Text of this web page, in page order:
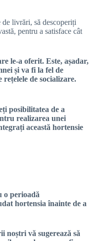
livrări, să descoperiți
pentru a satisface cât
le-a oferit. Este, așadar,
și va fi la fel de
de socializare.
posibilitatea de a
realizarea unei
această hortensie
o perioadă
hortensia înainte de a
noștri vă sugerează să